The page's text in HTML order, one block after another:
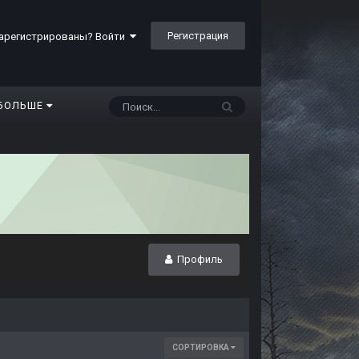
Войти Регистрация
Профиль
СОРТИРОВКА